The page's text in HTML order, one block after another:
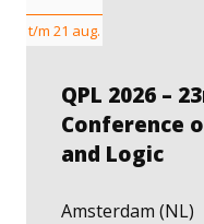
t/m 21 aug.
QPL 2026 –
Conference
and Logic
Amsterdam (NL)